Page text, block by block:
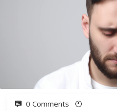
0 Comments